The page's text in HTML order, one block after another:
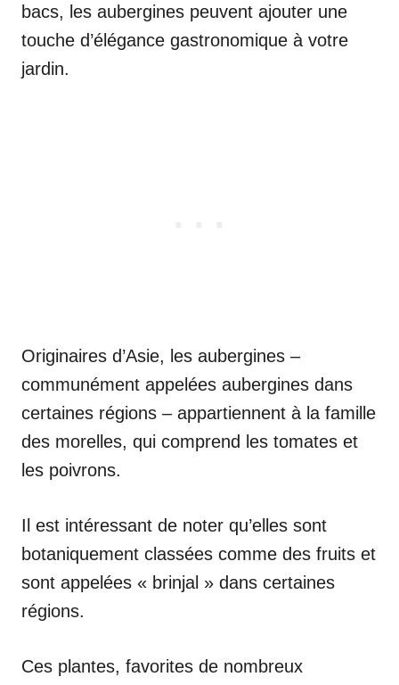
bacs, les aubergines peuvent ajouter une
touche d’élégance gastronomique à votre
jardin.
Originaires d’Asie, les aubergines –
communément appelées aubergines dans
certaines régions – appartiennent à la famille
des morelles, qui comprend les tomates et
les poivrons.
Il est intéressant de noter qu’elles sont
botaniquement classées comme des fruits et
sont appelées « brinjal » dans certaines
régions.
Ces plantes, favorites de nombreux